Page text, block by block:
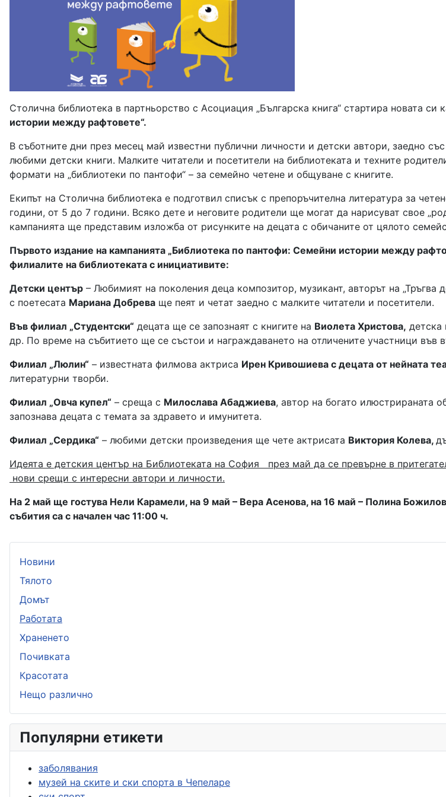
Столична библиотека в партньорство с Асоциация „Българска книга“ стартира новата си
истории между рафтовете“.
В съботните дни през месец май известни публични личности и детски автори, заедно
любими детски книги. Малките читатели и посетители на библиотеката и техните
формати на „библиотеки по пантофи“ – за семейно четене и общуване с книгите.
Екипът на Столична библиотека е подготвил списък с препоръчителна литература за
години, от 5 до 7 години. Всяко дете и неговите родители ще могат да нарисуват свое
кампанията ще представим изложба от рисунките на децата с обичаните от цялото
Първото издание на кампанията „Библиотека по пантофи: Семейни истории между
филиалите на библиотеката с инициативите:
Детски център – Любимият на поколения деца композитор, музикант, авторът на „Тръгва
с поетесата Мариана Добрева ще пеят и четат заедно с малките читатели и посетители.
Във филиал „Студентски“ децата ще се запознаят с книгите на Виолета Христова, детска
др. По време на събитието ще се състои и награждаването на отличените участници във
Филиал „Люлин“ – известната филмова актриса Ирен Кривошиева с децата от нейната
литературни творби.
Филиал „Овча купел“ – среща с Милослава Абаджиева, автор на богато илюстрираната
запознава децата с темата за здравето и имунитета.
Филиал „Сердика“ – любими детски произведения ще чете актрисата Виктория Колева,
Идеята е детския център на Библиотеката на София през май да се превърне в
нови срещи с интересни автори и личности.
На 2 май ще гостува Нели Карамели, на 9 май – Вера Асенова, на 16 май – Полина
събития са с начален час 11:00 ч.
Новини
Тялото
Домът
Работата
Храненето
Почивката
Красотата
Нещо различно
Популярни етикети
заболявания
музей на ските и ски спорта в Чепеларе